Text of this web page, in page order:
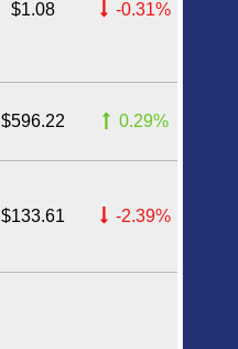
$1.08 -0.31%
$596.22 0.29%
$133.61 -2.39%